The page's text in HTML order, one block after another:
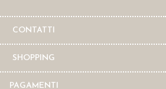
CONTATTI
SHOPPING
PAGAMENTI